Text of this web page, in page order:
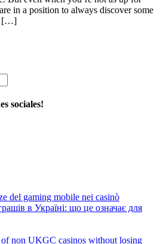
in a position to always discover some
[…]
sociales!
del gaming mobile nei casinò
в Україні: що це означає для
non UKGC casinos without losing